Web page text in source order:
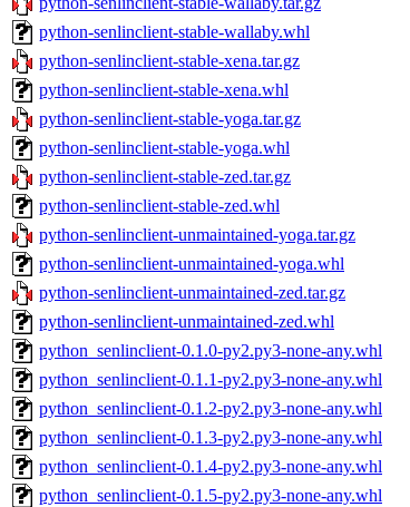
python-senlinclient-stable-wallaby.whl
python-senlinclient-stable-xena.tar.gz
python-senlinclient-stable-xena.whl
python-senlinclient-stable-yoga.tar.gz
python-senlinclient-stable-yoga.whl
python-senlinclient-stable-zed.tar.gz
python-senlinclient-stable-zed.whl
python-senlinclient-unmaintained-yoga.tar.gz
python-senlinclient-unmaintained-yoga.whl
python-senlinclient-unmaintained-zed.tar.gz
python-senlinclient-unmaintained-zed.whl
python_senlinclient-0.1.0-py2.py3-none-any.whl
python_senlinclient-0.1.1-py2.py3-none-any.whl
python_senlinclient-0.1.2-py2.py3-none-any.whl
python_senlinclient-0.1.3-py2.py3-none-any.whl
python_senlinclient-0.1.4-py2.py3-none-any.whl
python_senlinclient-0.1.5-py2.py3-none-any.whl